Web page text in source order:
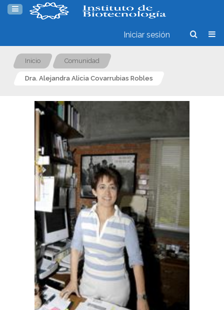
Iniciar sesión
Inicio Comunidad
Dra. Alejandra Alicia Covarrubias Robles